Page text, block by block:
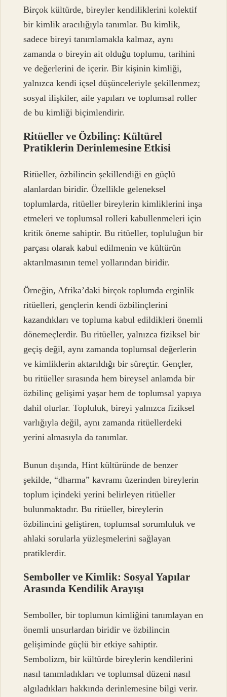
Birçok kültürde, bireyler kendiliklerini kolektif
bir kimlik aracılığıyla tanımlar. Bu kimlik,
sadece bireyi tanımlamakla kalmaz, aynı
zamanda o bireyin ait olduğu toplumu, tarihini
ve değerlerini de içerir. Bir kişinin kimliği,
yalnızca kendi içsel düşünceleriyle şekillenmez;
sosyal ilişkiler, aile yapıları ve toplumsal roller
de bu kimliği biçimlendirir.
Ritüeller ve Özbilinç: Kültürel
Pratiklerin Derinlemesine Etkisi
Ritüeller, özbilincin şekillendiği en güçlü
alanlardan biridir. Özellikle geleneksel
toplumlarda, ritüeller bireylerin kimliklerini inşa
etmeleri ve toplumsal rolleri kabullenmeleri için
kritik öneme sahiptir. Bu ritüeller, topluluğun bir
parçası olarak kabul edilmenin ve kültürün
aktarılmasının temel yollarından biridir.
Örneğin, Afrika’daki birçok toplumda erginlik
ritüelleri, gençlerin kendi özbilinçlerini
kazandıkları ve topluma kabul edildikleri önemli
dönemeçlerdir. Bu ritüeller, yalnızca fiziksel bir
geçiş değil, aynı zamanda toplumsal değerlerin
ve kimliklerin aktarıldığı bir süreçtir. Gençler,
bu ritüeller sırasında hem bireysel anlamda bir
özbilinç gelişimi yaşar hem de toplumsal yapıya
dahil olurlar. Topluluk, bireyi yalnızca fiziksel
varlığıyla değil, aynı zamanda ritüellerdeki
yerini almasıyla da tanımlar.
Bunun dışında, Hint kültüründe de benzer
şekilde, “dharma” kavramı üzerinden bireylerin
toplum içindeki yerini belirleyen ritüeller
bulunmaktadır. Bu ritüeller, bireylerin
özbilincini geliştiren, toplumsal sorumluluk ve
ahlaki sorularla yüzleşmelerini sağlayan
pratiklerdir.
Semboller ve Kimlik: Sosyal Yapılar
Arasında Kendilik Arayışı
Semboller, bir toplumun kimliğini tanımlayan en
önemli unsurlardan biridir ve özbilincin
gelişiminde güçlü bir etkiye sahiptir.
Sembolizm, bir kültürde bireylerin kendilerini
nasıl tanımladıkları ve toplumsal düzeni nasıl
algıladıkları hakkında derinlemesine bilgi verir.